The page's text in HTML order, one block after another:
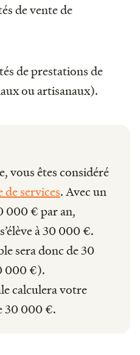
de vente de
de prestations de
ou artisanaux).
vous êtes considéré
services. Avec un
000 € par an,
à 30 000 €.
sera donc de 30
000 €).
calculera votre
30 000 €.